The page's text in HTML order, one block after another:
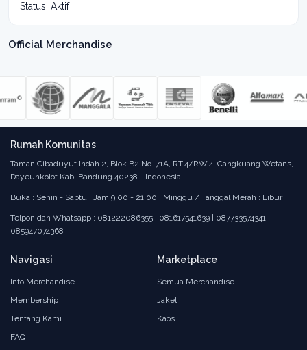
Status: Aktif
Official Merchandise
Rumah Komunitas
Taman Cibaduyut Indah 2, Blok B2 No. 71A, RT.4/RW.4, Cangkuang Wetans,
Dayeuhkolot Kab. Bandung 40238 - Indonesia
Buka : Senin - Sabtu : Jam 9.00 - 21.00 | Minggu / Tanggal Merah : Libur
Telpon dan Whatsapp : 081222086355 | 081617541639 | 087733574341 |
085947074368
Navigasi
Info Merchandise
Membership
Tentang Kami
FAQ
Marketplace
Semua Merchandise
Jaket
Kaos